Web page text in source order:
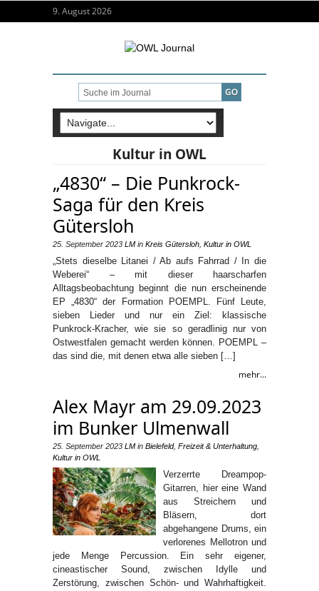
9. August 2026
Kultur in OWL
„4830“ – Die Punkrock-
Saga für den Kreis
Gütersloh
25. September 2023 LM in Kreis Gütersloh Kultur in OWL
„Stets dieselbe Litanei / Ab aufs Fahrrad / In die
Weberei“ – mit dieser haarscharfen
Alltagsbeobachtung beginnt die nun erscheinende
EP „4830“ der Formation POEMPL. Fünf Leute,
sieben Lieder und nur ein Ziel: klassische
Punkrock-Kracher, wie sie so geradlinig nur von
Ostwestfalen gemacht werden können. POEMPL –
das sind die, mit denen etwa alle sieben […]
mehr...
Alex Mayr am 29.09.2023
im Bunker Ulmenwall
25. September 2023 LM in Bielefeld, Freizeit & Unterhaltung
Kultur in OWL
Verzerrte Dreampop-
Gitarren, hier eine Wand
aus Streichern und
Bläsern, dort
abgehangene Drums, ein
verlorenes Mellotron und
jede Menge Percussion. Ein sehr eigener,
cineastischer Sound, zwischen Idylle und
Zerstörung, zwischen Schön- und Wahrhaftigkeit.